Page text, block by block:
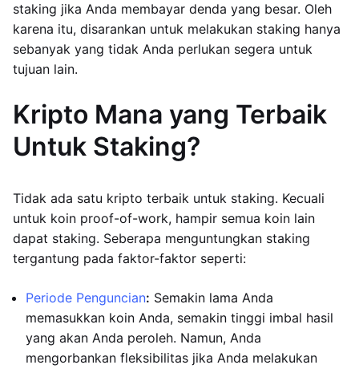
staking jika Anda membayar denda yang besar. Oleh
karena itu, disarankan untuk melakukan staking hanya
sebanyak yang tidak Anda perlukan segera untuk
tujuan lain.
Kripto Mana yang Terbaik
Untuk Staking?
Tidak ada satu kripto terbaik untuk staking. Kecuali
untuk koin proof-of-work, hampir semua koin lain
dapat staking. Seberapa menguntungkan staking
tergantung pada faktor-faktor seperti:
Periode Penguncian: Semakin lama Anda
memasukkan koin Anda, semakin tinggi imbal hasil
yang akan Anda peroleh. Namun, Anda
mengorbankan fleksibilitas jika Anda melakukan